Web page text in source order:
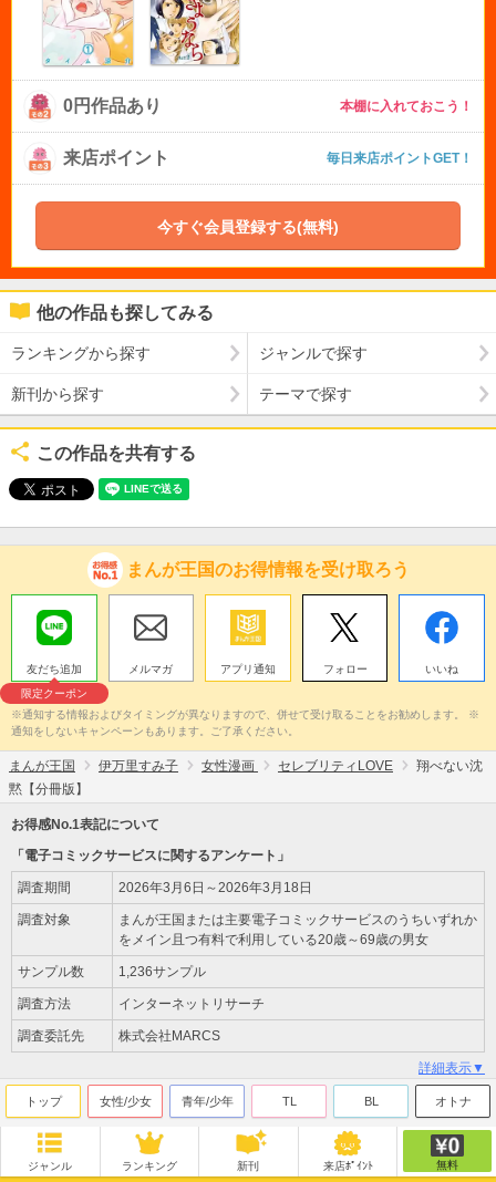
0円作品あり 本棚に入れておこう！
来店ポイント 毎日来店ポイントGET！
今すぐ会員登録する(無料)
他の作品も探してみる
ランキングから探す ジャンルで探す
新刊から探す テーマで探す
この作品を共有する
まんが王国のお得情報を受け取ろう
友だち追加
限定クーポン
メルマガ アプリ通知 フォロー いいね
※通知する情報およびタイミングが異なりますので、併せて受け取ることをお勧めします。 ※
通知をしないキャンペーンもあります。ご了承ください。
まんが王国 伊万里すみ子 女性漫画 セレブリティLOVE
翔べない沈
黙【分冊版】
お得感No.1表記について
「電子コミックサービスに関するアンケート」
調査期間 2026年3月6日～2026年3月18日
調査対象
まんが王国または主要電子コミックサービスのうちいずれか
をメイン且つ有料で利用している20歳～69歳の男女
サンプル数 1,236サンプル
調査方法 インターネットリサーチ
調査委託先 株式会社MARCS
詳細表示▼
トップ 女性/少女 青年/少年 TL BL オトナ
ジャンル ランキング 新刊 来店ﾎﾟｲﾝﾄ 無料